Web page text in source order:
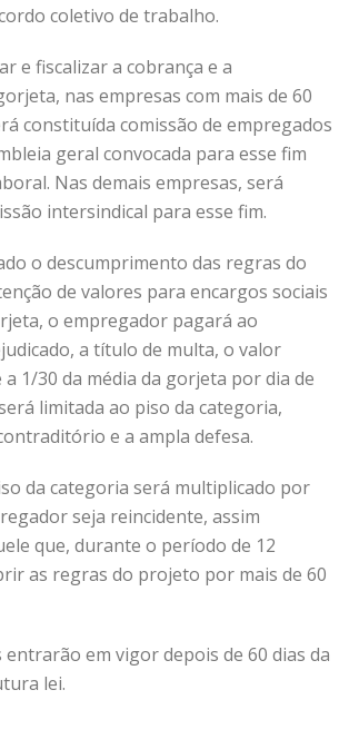
coletivo de trabalho.
e fiscalizar a cobrança e a
nas empresas com mais de 60
constituída comissão de empregados
geral convocada para esse fim
Nas demais empresas, será
intersindical para esse fim.
o descumprimento das regras do
de valores para encargos sociais
o empregador pagará ao
a título de multa, o valor
1/30 da média da gorjeta por dia de
limitada ao piso da categoria,
e a ampla defesa.
da categoria será multiplicado por
seja reincidente, assim
que, durante o período de 12
as regras do projeto por mais de 60
em vigor depois de 60 dias da
lei.